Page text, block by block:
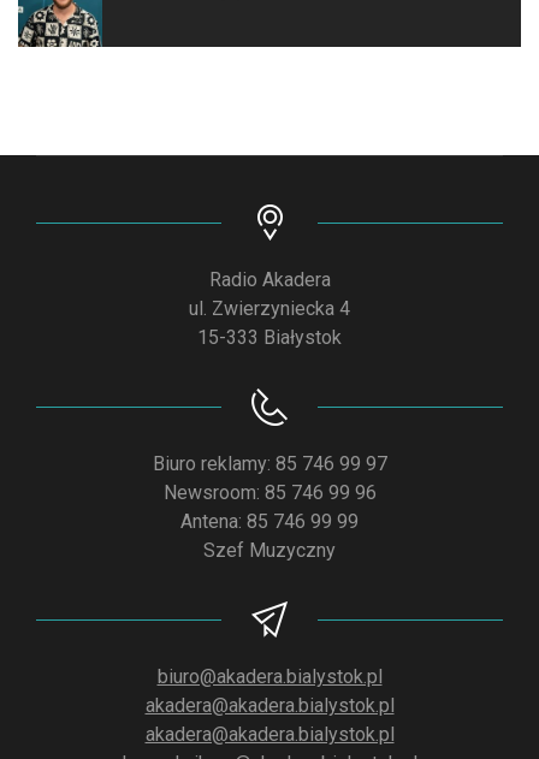
Radio Akadera
ul. Zwierzyniecka 4
15-333 Białystok
Biuro reklamy: 85 746 99 97
Newsroom: 85 746 99 96
Antena: 85 746 99 99
Szef Muzyczny
biuro@akadera.bialystok.pl
akadera@akadera.bialystok.pl
akadera@akadera.bialystok.pl